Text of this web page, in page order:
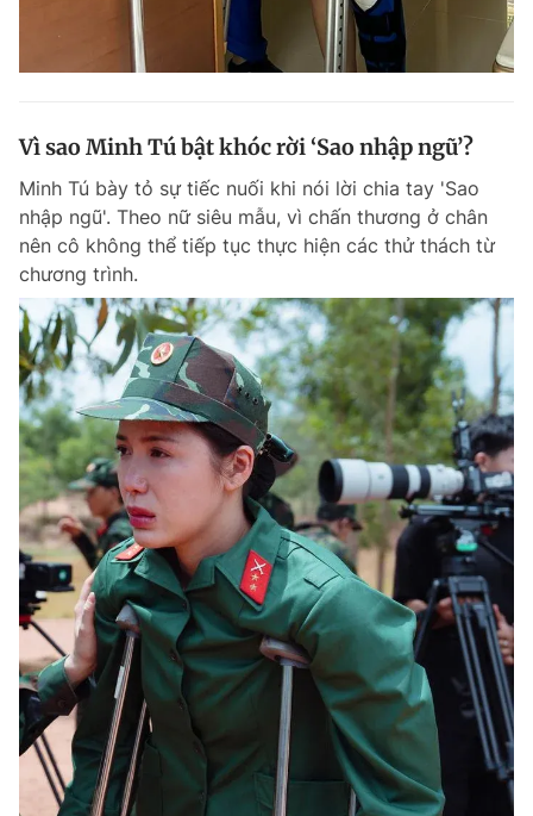
Vì sao Minh Tú bật khóc rời ‘Sao nhập ngũ’?
Minh Tú bày tỏ sự tiếc nuối khi nói lời chia tay 'Sao
nhập ngũ'. Theo nữ siêu mẫu, vì chấn thương ở chân
nên cô không thể tiếp tục thực hiện các thử thách từ
chương trình.